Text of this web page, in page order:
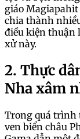
giáo
chia thành
điều kiện thuận
xử này.
2. Thực
Nha xâm
Trong quá trình
ven biển châu